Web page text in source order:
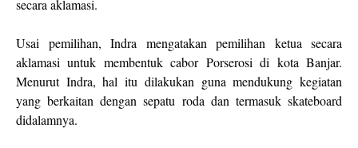
secara aklamasi.
Usai pemilihan, Indra mengatakan pemilihan ketua secara
aklamasi untuk membentuk cabor Porserosi di kota Banjar.
Menurut Indra, hal itu dilakukan guna mendukung kegiatan
yang berkaitan dengan sepatu roda dan termasuk skateboard
didalamnya.